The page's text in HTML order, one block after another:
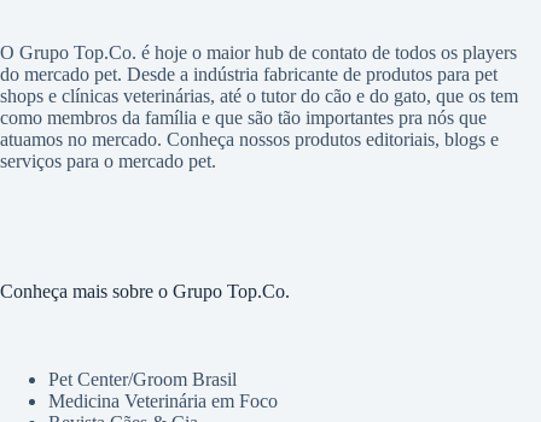
O Grupo Top.Co. é hoje o maior hub de contato de todos os players
do mercado pet. Desde a indústria fabricante de produtos para pet
shops e clínicas veterinárias, até o tutor do cão e do gato, que os tem
como membros da família e que são tão importantes pra nós que
atuamos no mercado. Conheça nossos produtos editoriais, blogs e
serviços para o mercado pet.
Conheça mais sobre o Grupo Top.Co.
Pet Center/Groom Brasil
Medicina Veterinária em Foco